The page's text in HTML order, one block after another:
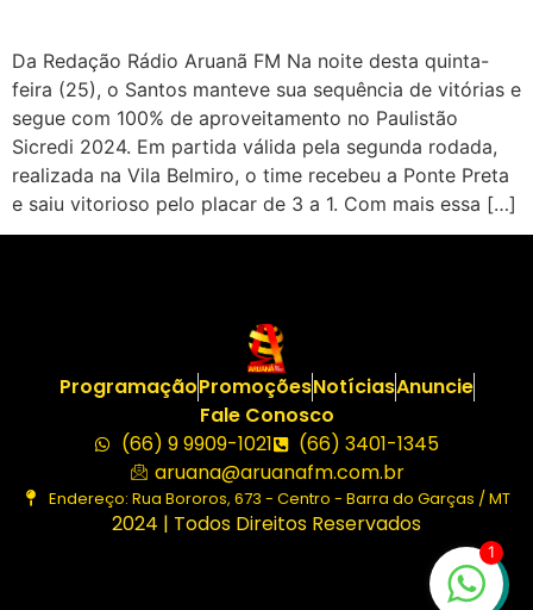
Da Redação Rádio Aruanã FM Na noite desta quinta-
feira (25), o Santos manteve sua sequência de vitórias e
segue com 100% de aproveitamento no Paulistão
Sicredi 2024. Em partida válida pela segunda rodada,
realizada na Vila Belmiro, o time recebeu a Ponte Preta
e saiu vitorioso pelo placar de 3 a 1. Com mais essa […]
ProgramaçãoPromoçõesNotíciasAnuncie
Fale Conosco
(66) 9 9909-1021
(66) 3401-1345
aruana@aruanafm.com.br
Endereço: Rua Bororos, 673 - Centro - Barra do Garças / MT
2024 | Todos Direitos Reservados
1